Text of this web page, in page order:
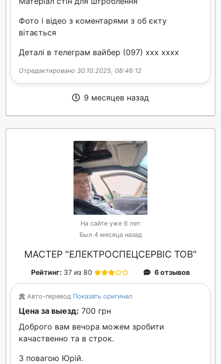
Фото і відео з коментарями з об єкту
вітається
Деталі в телеграм вайбер (097) xxx xxxx
Отредактировано 30.10.2025, 08:46:12
9 месяцев назад
На сайте уже 6 лет
Был 4 месяца назад
МАСТЕР "ЕЛЕКТРОСПЕЦСЕРВІС ТОВ"
Рейтинг: 37 из 80 6 отзывов
Авто-перевод Показать оригинал
Цена за выезд: 700 грн
Доброго вам вечора можем зробити
качаственно та в строк.
З повагою Юрій.